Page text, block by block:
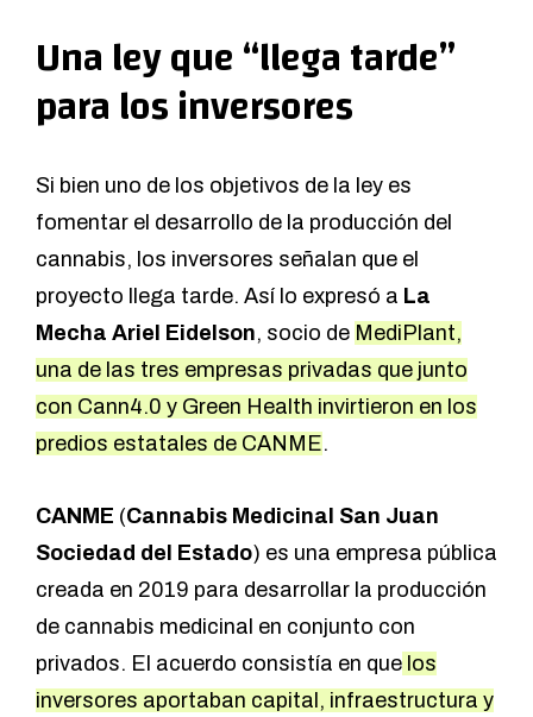
Una ley que “llega tarde”
para los inversores
Si bien uno de los objetivos de la ley es
fomentar el desarrollo de la producción del
cannabis, los inversores señalan que el
proyecto llega tarde. Así lo expresó a La
Mecha Ariel Eidelson, socio de MediPlant,
una de las tres empresas privadas que junto
con Cann4.0 y Green Health invirtieron en los
predios estatales de CANME.
CANME (Cannabis Medicinal San Juan
Sociedad del Estado) es una empresa pública
creada en 2019 para desarrollar la producción
de cannabis medicinal en conjunto con
privados. El acuerdo consistía en que los
inversores aportaban capital, infraestructura y